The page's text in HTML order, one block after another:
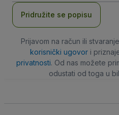
Pridružite se popisu
Prijavom na račun ili
korisnički ugovori
privatnosti. Od nas možete
odustati od toga u